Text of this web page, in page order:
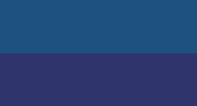
restricciones de